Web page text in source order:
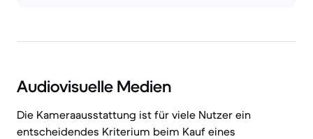
Audiovisuelle Medien
Die Kameraausstattung ist für viele Nutzer ein
entscheidendes Kriterium beim Kauf eines